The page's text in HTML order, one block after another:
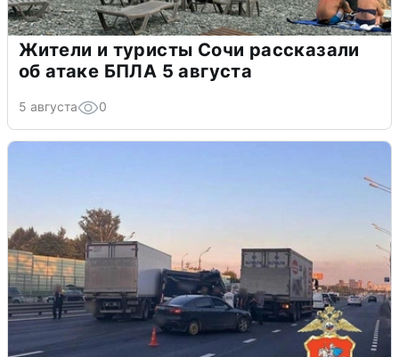
Жители и туристы Сочи рассказали
об атаке БПЛА 5 августа
5 августа 0